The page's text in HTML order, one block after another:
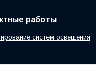
работы
систем освещения